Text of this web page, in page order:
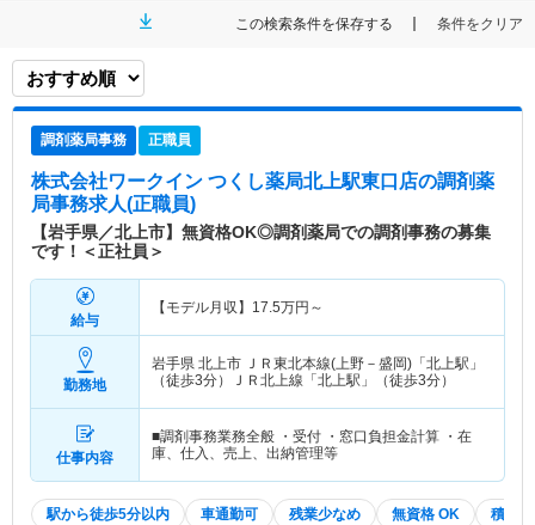
この検索条件を保存する 条件をクリア
調剤薬局事務 正職員
株式会社ワークイン つくし薬局北上駅東口店の調剤薬
局事務求人(正職員)
【岩手県／北上市】無資格OK◎調剤薬局での調剤事務の募集
です！＜正社員＞
給与
【モデル月収】 17.5万円～
勤務地
岩手県 北上市 ＪＲ東北本線(上野－盛岡)「北上駅」
（徒歩3分）ＪＲ北上線「北上駅」（徒歩3分）
仕事内容
■調剤事務業務全般 ・受付 ・窓口負担金計算 ・在
庫、仕入、売上、出納管理等
駅から徒歩5分以内 車通勤可 残業少なめ 無資格 OK 積極